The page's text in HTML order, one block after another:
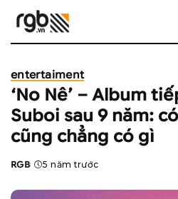
entertaiment
‘No Nê’ – Album
Suboi sau 9 năm:
cũng chẳng có gì
Posted
RGB 5 năm trước